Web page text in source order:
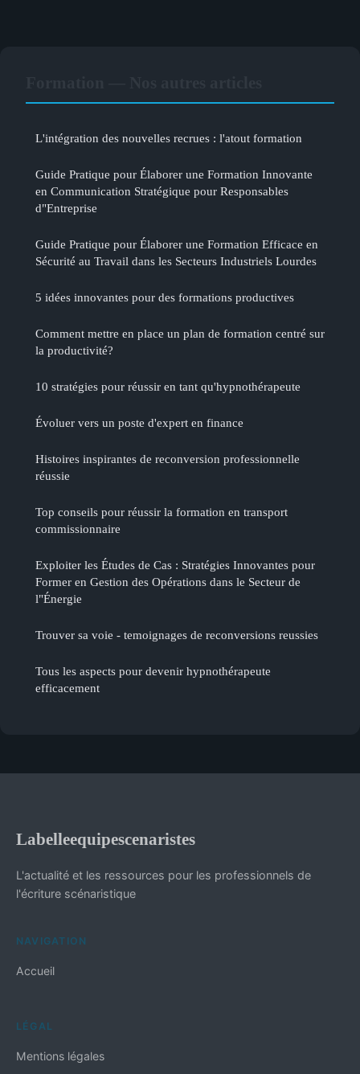
L'intégration des nouvelles recrues : l'atout formation
Guide Pratique pour Élaborer une Formation Innovante
en Communication Stratégique pour Responsables
d"Entreprise
Guide Pratique pour Élaborer une Formation Efficace en
Sécurité au Travail dans les Secteurs Industriels Lourdes
5 idées innovantes pour des formations productives
Comment mettre en place un plan de formation centré sur
la productivité?
10 stratégies pour réussir en tant qu'hypnothérapeute
Évoluer vers un poste d'expert en finance
Histoires inspirantes de reconversion professionnelle
réussie
Top conseils pour réussir la formation en transport
commissionnaire
Exploiter les Études de Cas : Stratégies Innovantes pour
Former en Gestion des Opérations dans le Secteur de
l"Énergie
Trouver sa voie - temoignages de reconversions reussies
Tous les aspects pour devenir hypnothérapeute
efficacement
Labelleequipescenaristes
L'actualité et les ressources pour les professionnels de
l'écriture scénaristique
NAVIGATION
Accueil
LÉGAL
Mentions légales